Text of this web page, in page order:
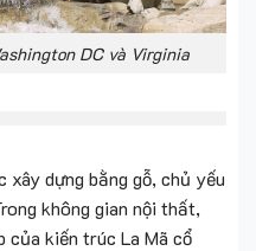
DC và Virginia
dựng bằng gỗ, chủ yếu
không gian nội thất,
của kiến trúc La Mã cổ